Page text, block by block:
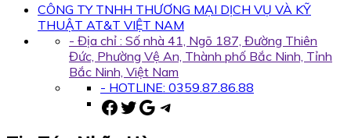
CÔNG TY TNHH THƯƠNG MẠI DỊCH VỤ VÀ KỸ
THUẬT AT&T VIỆT NAM
- Địa chỉ : Số nhà 41, Ngõ 187, Đường Thiên
Đức, Phường Vệ An, Thành phố Bắc Ninh, Tỉnh
Bắc Ninh, Việt Nam
- HOTLINE: 0359.87.86.88
Facebook
Twitter
Google
Telegram